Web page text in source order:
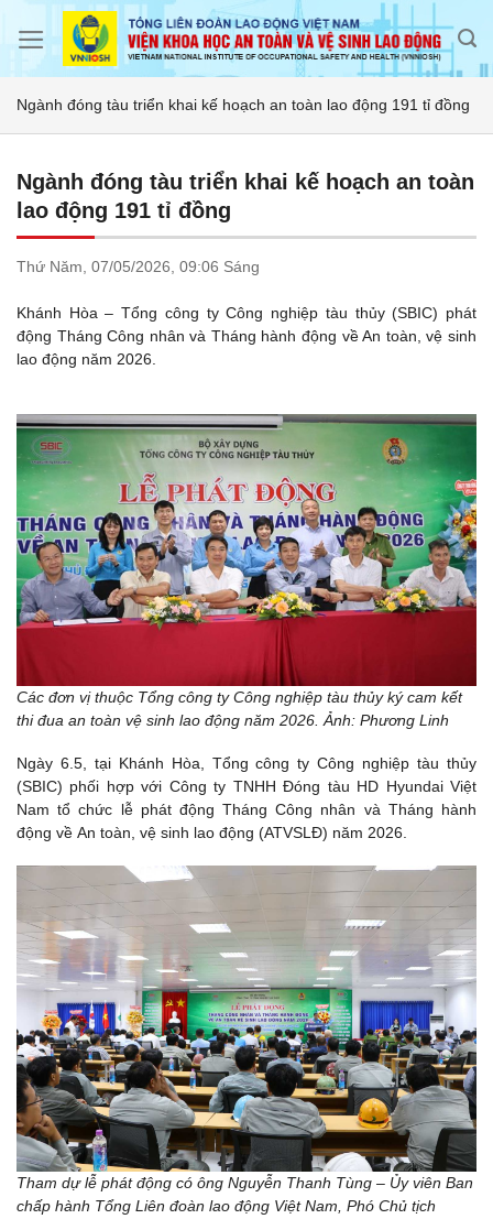
Ngành đóng tàu triển khai kế hoạch an toàn lao động 191 tỉ đồng
Ngành đóng tàu triển khai kế hoạch an toàn
lao động 191 tỉ đồng
Thứ Năm, 07/05/2026, 09:06 Sáng
Khánh Hòa – Tổng công ty Công nghiệp tàu thủy (SBIC) phát
động Tháng Công nhân và Tháng hành động về An toàn, vệ sinh
lao động năm 2026.
Các đơn vị thuộc Tổng công ty Công nghiệp tàu thủy ký cam kết
thi đua an toàn vệ sinh lao động năm 2026. Ảnh: Phương Linh
Ngày 6.5, tại Khánh Hòa, Tổng công ty Công nghiệp tàu thủy
(SBIC) phối hợp với Công ty TNHH Đóng tàu HD Hyundai Việt
Nam tổ chức lễ phát động Tháng Công nhân và Tháng hành
động về An toàn, vệ sinh lao động (ATVSLĐ) năm 2026.
Tham dự lễ phát động có ông Nguyễn Thanh Tùng – Ủy viên Ban
chấp hành Tổng Liên đoàn lao động Việt Nam, Phó Chủ tịch